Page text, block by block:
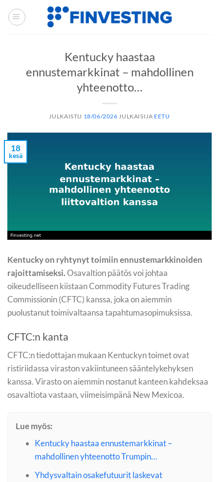
Siirry
sisältöön
Kentucky haastaa
ennustemarkkinat – mahdollinen
yhteenotto…
JULKAISTU 18/06/2026 JULKAISIJA EETU
18
kesä
Kentucky on ryhtynyt toimiin ennustemarkkinoiden
rajoittamiseksi.Osavaltion päätös voi johtaa
oikeudelliseen kiistaan Commodity Futures Trading
Commissionin (CFTC) kanssa, joka on aiemmin
puolustanut toimivaltaansa tapahtumasopimuksissa.
CFTC:n kanta
CFTC:n tiedottajan mukaan Kentuckyn toimet ovat
ristiriidassa viraston vakiintuneen sääntelykehyksen
kanssa. Virasto on aiemmin nostanut kanteen kahdeksaa
osavaltiota vastaan, viimeisimpänä New Mexicoa.
Lue myös:
Kentucky haastaa ennustemarkkinat –
mahdollinen yhteenotto Trumpin…
Yhdysvaltain osakefutuurit laskevat